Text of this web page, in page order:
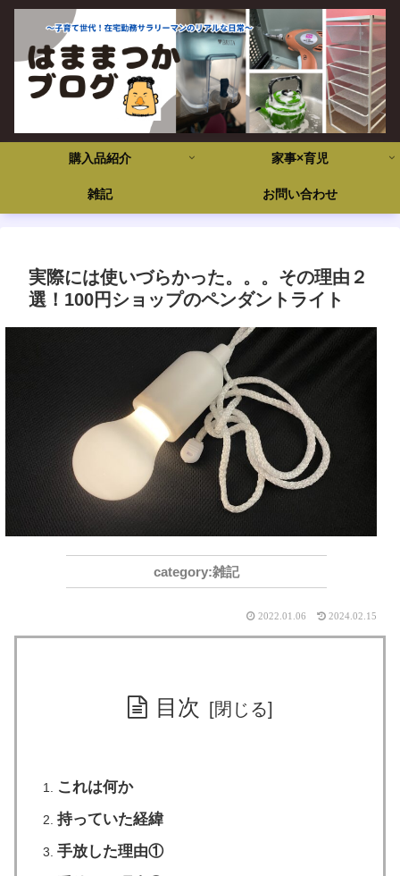
購入品紹介 家事×育児
雑記 お問い合わせ
実際には使いづらかった。。。その理由２
選！100円ショップのペンダントライト
雑記
2022.01.06 2024.02.15
目次
これは何か
持っていた経緯
手放した理由①